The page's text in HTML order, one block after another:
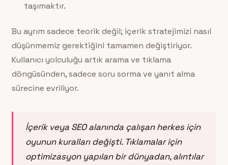
taşımaktır.
Bu ayrım sadece teorik değil; içerik stratejimizi nasıl
düşünmemiz gerektiğini tamamen değiştiriyor.
Kullanıcı yolculuğu artık arama ve tıklama
döngüsünden, sadece soru sorma ve yanıt alma
sürecine evriliyor.
İçerik veya SEO alanında çalışan herkes için
oyunun kuralları değişti. Tıklamalar için
optimizasyon yapılan bir dünyadan, alıntılar